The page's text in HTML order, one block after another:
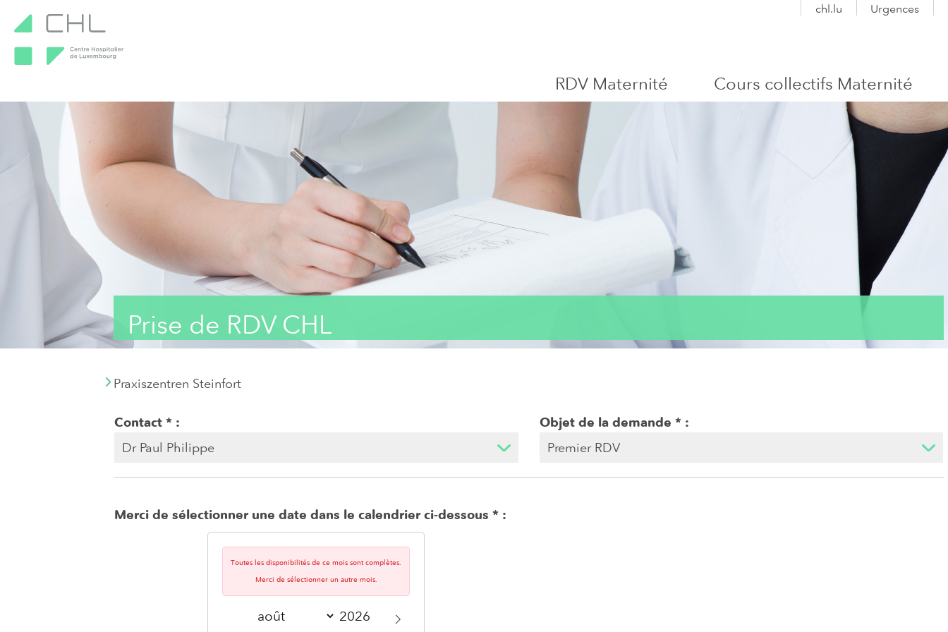
chl.lu Urgences
RDV Maternité Cours collectifs Maternité
Prise de RDV CHL
Praxiszentren Steinfort
Contact Objet de la demande
Merci de sélectionner une date dans le calendrier ci-dessous
Toutes les disponibilités de ce mois sont complètes.
Merci de sélectionner un autre mois.